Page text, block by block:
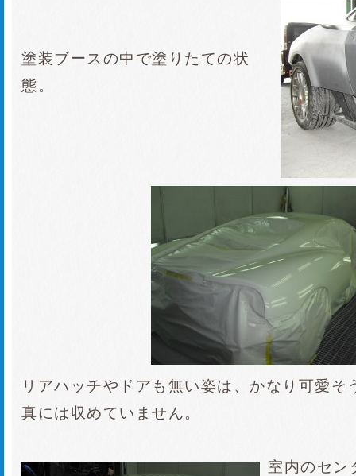
塗装ブースの中で塗りたての状
態。
リアハッチやドアも無い姿は、かなり可愛そ
真には収めていません。
室内のセン